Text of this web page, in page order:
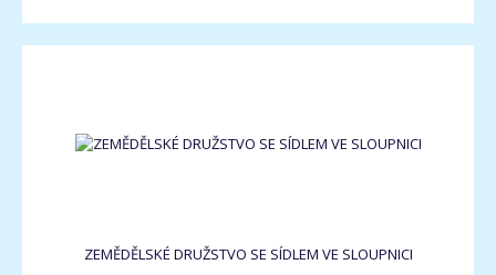
ZEMĚDĚLSKÉ DRUŽSTVO SE SÍDLEM VE SLOUPNICI